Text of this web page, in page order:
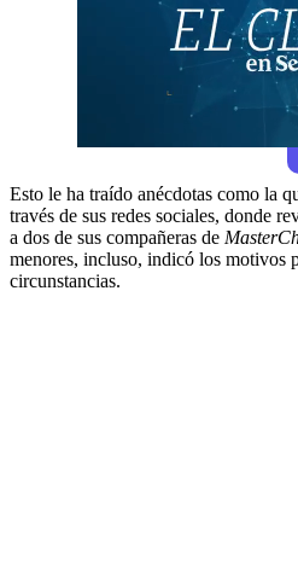
Esto le ha traído anécdotas como la
través de sus redes sociales, donde
a dos de sus compañeras de
menores, incluso, indicó los motivos
circunstancias.